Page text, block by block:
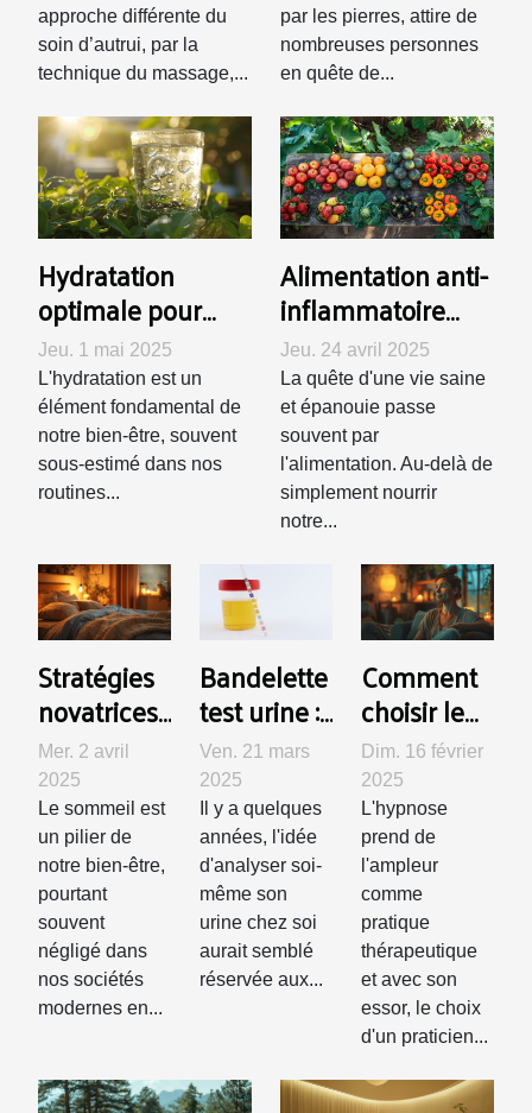
approche différente du
soin d’autrui, par la
technique du massage,...
lithothérapie
par les pierres, attire de
nombreuses personnes
en quête de...
Hydratation
optimale pour
une santé de fer
Secrets et
bienfaits d'une
bonne
hydratation
Jeu. 1 mai 2025
L'hydratation est un
élément fondamental de
notre bien-être, souvent
sous-estimé dans nos
routines...
Alimentation anti-
inflammatoire
Secrets d'une
diète qui protège
votre santé
Jeu. 24 avril 2025
La quête d'une vie saine
et épanouie passe
souvent par
l'alimentation. Au-delà de
simplement nourrir
notre...
Stratégies
novatrices
pour
améliorer
votre
qualité de
sommeil
Mer. 2 avril
2025
Le sommeil est
un pilier de
notre bien-être,
pourtant
souvent
négligé dans
nos sociétés
modernes en...
Bandelette
test urine :
un outil
simple
pour
surveiller
sa santé à
domicile
Ven. 21 mars
2025
Il y a quelques
années, l'idée
d'analyser soi-
même son
urine chez soi
aurait semblé
réservée aux...
Comment
choisir le
bon
praticien
pour des
séances
d'hypnose
adaptées
Dim. 16 février
2025
L'hypnose
prend de
l'ampleur
comme
pratique
thérapeutique
et avec son
essor, le choix
d'un praticien...